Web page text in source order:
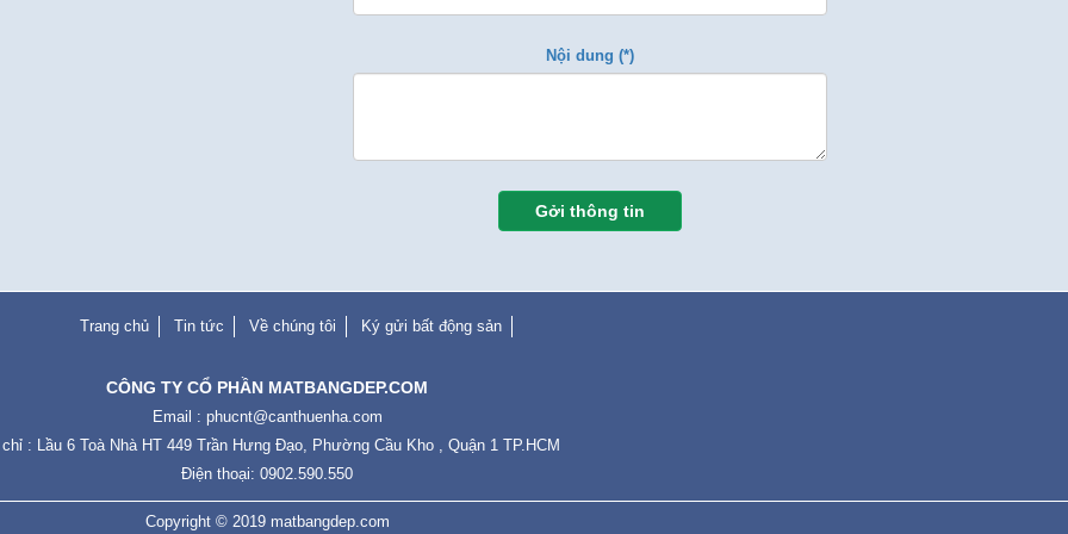
Nội dung (*)
Gởi thông tin
Trang chủ Tin tức Về chúng tôi Ký gửi bất động sản
CÔNG TY CỔ PHẦN MATBANGDEP.COM
Email : phucnt@canthuenha.com
: Lầu 6 Toà Nhà HT 449 Trần Hưng Đạo, Phường Cầu Kho , Quận 1 TP.HCM
Điện thoại: 0902.590.550
Copyright © 2019 matbangdep.com